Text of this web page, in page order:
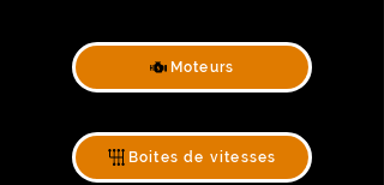
Moteurs
Boites de vitesses